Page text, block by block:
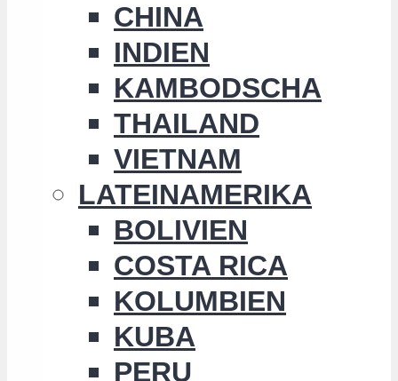
CHINA
INDIEN
KAMBODSCHA
THAILAND
VIETNAM
LATEINAMERIKA
BOLIVIEN
COSTA RICA
KOLUMBIEN
KUBA
PERU